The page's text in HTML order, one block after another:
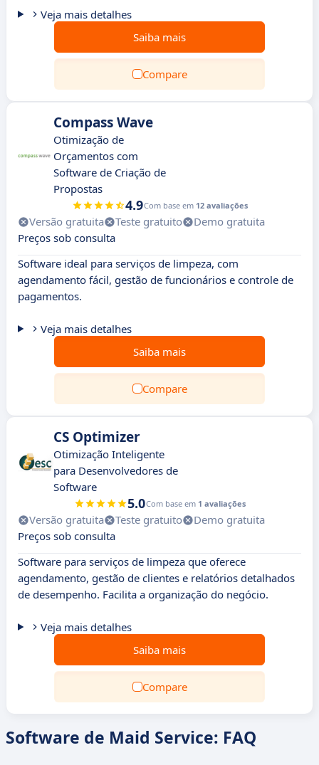
Veja mais detalhes
Saiba mais
Compare
Compass Wave
Otimização de
Orçamentos com
Software de Criação de
Propostas
4.9Com base em 12 avaliações
Versão gratuita Teste gratuito
Demo gratuita
Preços sob consulta
Software ideal para serviços de limpeza, com
agendamento fácil, gestão de funcionários e controle de
pagamentos.
Veja mais detalhes
Saiba mais
Compare
CS Optimizer
Otimização Inteligente
para Desenvolvedores de
Software
5.0Com base em 1 avaliações
Versão gratuita Teste gratuito
Demo gratuita
Preços sob consulta
Software para serviços de limpeza que oferece
agendamento, gestão de clientes e relatórios detalhados
de desempenho. Facilita a organização do negócio.
Veja mais detalhes
Saiba mais
Compare
Software de Maid Service: FAQ